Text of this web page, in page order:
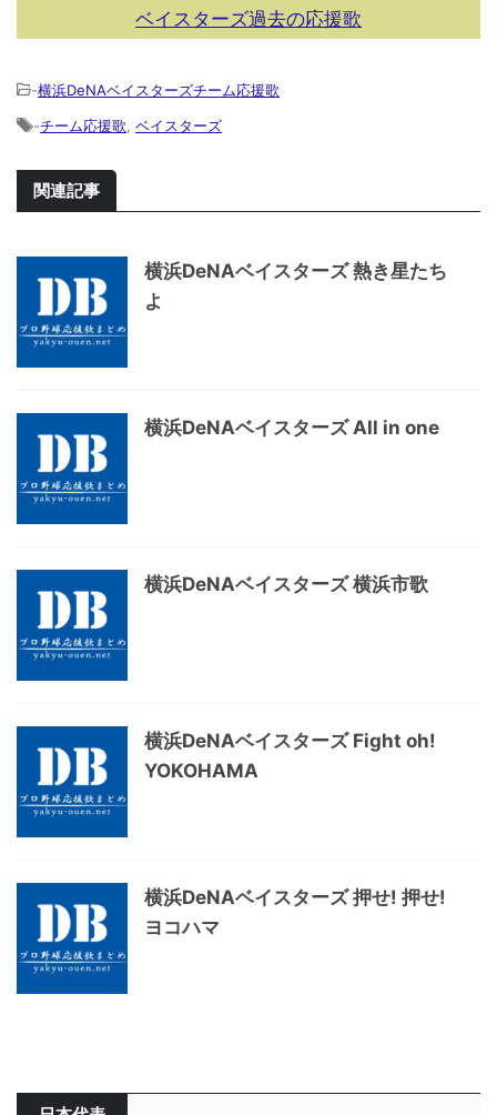
ベイスターズ過去の応援歌
-横浜DeNAベイスターズチーム応援歌
-チーム応援歌 ベイスターズ
関連記事
横浜DeNAベイスターズ 熱き星たち
よ
横浜DeNAベイスターズ All in one
横浜DeNAベイスターズ 横浜市歌
横浜DeNAベイスターズ Fight oh!
YOKOHAMA
横浜DeNAベイスターズ 押せ! 押せ!
ヨコハマ